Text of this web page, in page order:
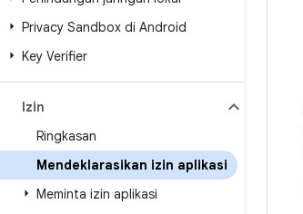
Privacy Sandbox di Android
Key Verifier
Izin
Ringkasan
Mendeklarasikan izin aplikasi
Meminta izin aplikasi